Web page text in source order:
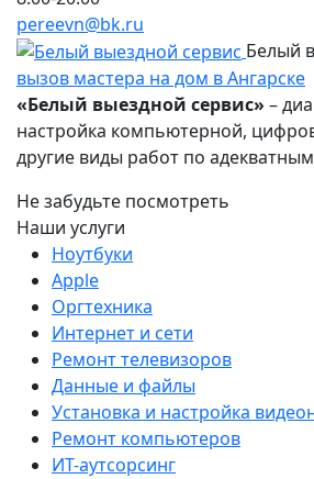
pereevn@bk.ru
Белый
вызов мастера на дом в Ангарске
«Белый выездной сервис» –
настройка компьютерной,
другие виды работ по
Не забудьте посмотреть
Наши услуги
Ноутбуки
Apple
Оргтехника
Интернет и сети
Ремонт телевизоров
Данные и файлы
Установка и настройка
Ремонт компьютеров
ИТ-аутсорсинг